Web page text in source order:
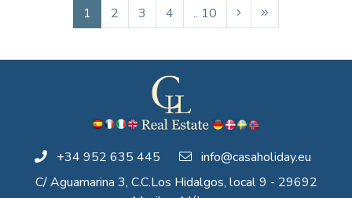
1 2 3 4 .. 10
+34 952 635 445
info@casaholiday.eu
C/ Aguamarina 3, C.C.Los Hidalgos, local 9 - 29692